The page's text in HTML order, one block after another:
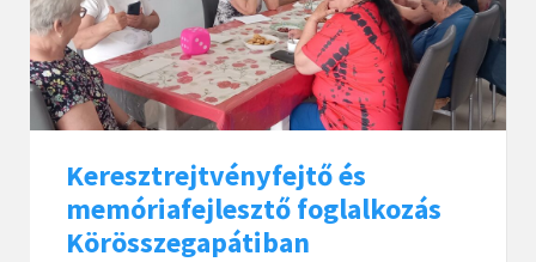
Keresztrejtvényfejtő és
memóriafejlesztő foglalkozás
Körösszegapátiban